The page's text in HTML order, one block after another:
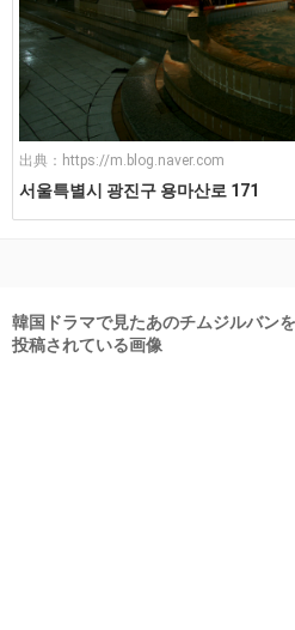
出典： https://m.blog.naver.com
서울특별시 광진구 용마산로 171
韓国ドラマで見たあのチムジルバン
投稿されている画像